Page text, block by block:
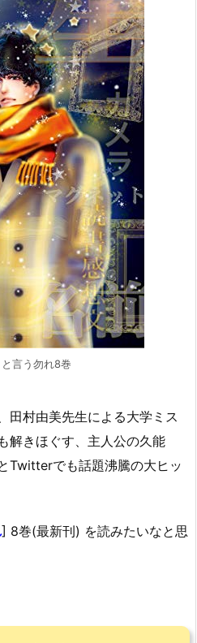
と言う勿れ8巻
田村由美先生による大学ミス
解きほぐす、主人公の久能
Twitterでも話題沸騰の大ヒッ
] 8巻(最新刊) を読みたいなと思